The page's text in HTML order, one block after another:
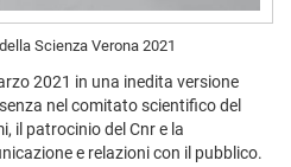
Scienza Verona 2021
2021 in una inedita versione
nel comitato scientifico del
il patrocinio del Cnr e la
e relazioni con il pubblico.